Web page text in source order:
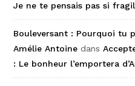
Je ne te pensais pas si
Bouleversant : Pourquoi tu
Amélie Antoine dans
: Le bonheur l’emportera